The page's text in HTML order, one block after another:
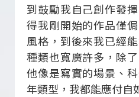
到鼓勵我自己創作發
得我剛開始的作品僅
風格，到後來我已經
種類也寬廣許多，除
他像是寫實的場景、
年類型，我都能應付自